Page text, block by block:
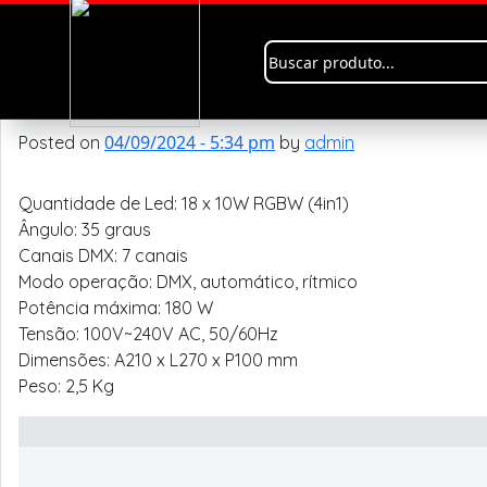
Category Archives: PL-
Posted on 04/09/2024 - 5:34 pm by admin
Quantidade de Led: 18 x 10W RGBW (4in1)
Ângulo: 35 graus
Canais DMX: 7 canais
Modo operação: DMX, automático, rítmico
Potência máxima: 180 W
Tensão: 100V~240V AC, 50/60Hz
Dimensões: A210 x L270 x P100 mm
Peso: 2,5 Kg